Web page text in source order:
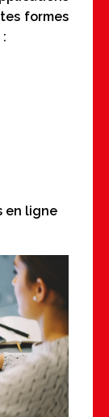
formes
en ligne